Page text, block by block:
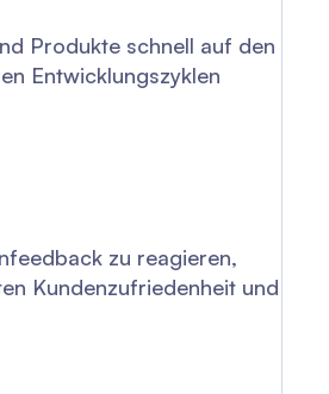
Produkte schnell auf den
Entwicklungszyklen
zu reagieren,
Kundenzufriedenheit und